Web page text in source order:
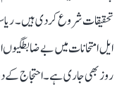
تحقیقات شروع کر دی ہیں۔
ایل امتحانات میں بے
روز بھی جاری ہے۔ احتجاج کے